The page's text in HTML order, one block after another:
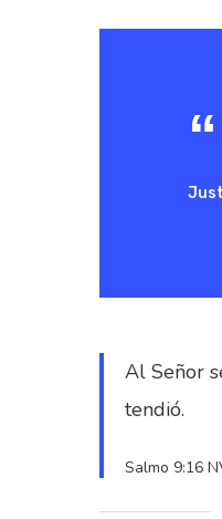
Al Señor
tendió.
Salmo 9:16